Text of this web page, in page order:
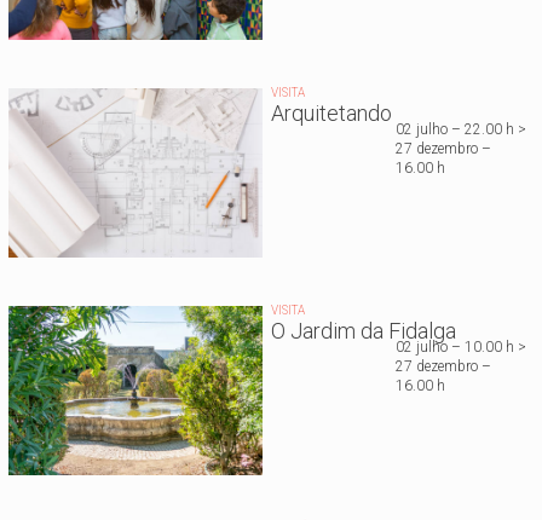
VISITA
Arquitetando
02 julho – 22.00 h >
27 dezembro –
16.00 h
VISITA
O Jardim da Fidalga
02 julho – 10.00 h >
27 dezembro –
16.00 h